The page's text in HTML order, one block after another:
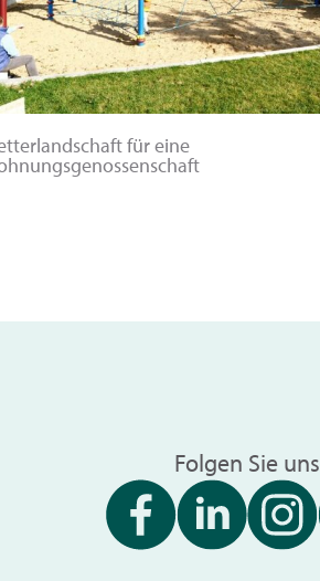
für eine
Folgen Sie uns